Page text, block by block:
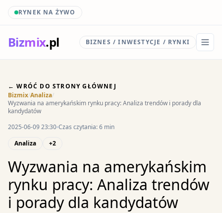
RYNEK NA ŻYWO
Bizmix.pl BIZNES / INWESTYCJE / RYNKI
← WRÓĆ DO STRONY GŁÓWNEJ
Bizmix/Analiza/
Wyzwania na amerykańskim rynku pracy: Analiza trendów i porady dla
kandydatów
2025-06-09 23:30 Czas czytania: 6 min
Analiza
+2
Wyzwania na amerykańskim
rynku pracy: Analiza trendów
i porady dla kandydatów